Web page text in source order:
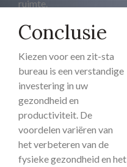
ruimte.
Conclusie
Kiezen voor een zit-sta
bureau is een verstandige
investering in uw
gezondheid en
productiviteit. De
voordelen variëren van
het verbeteren van de
fysieke gezondheid en het